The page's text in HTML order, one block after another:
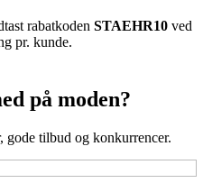
rabatkoden STAEHR10 ved
pr. kunde.
på moden?
tilbud og konkurrencer.